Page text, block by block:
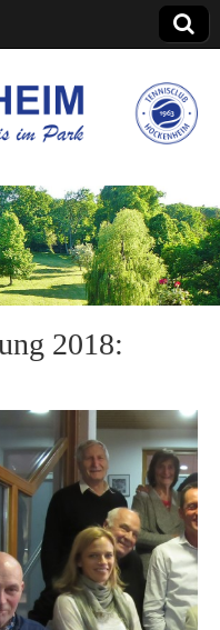
2018: